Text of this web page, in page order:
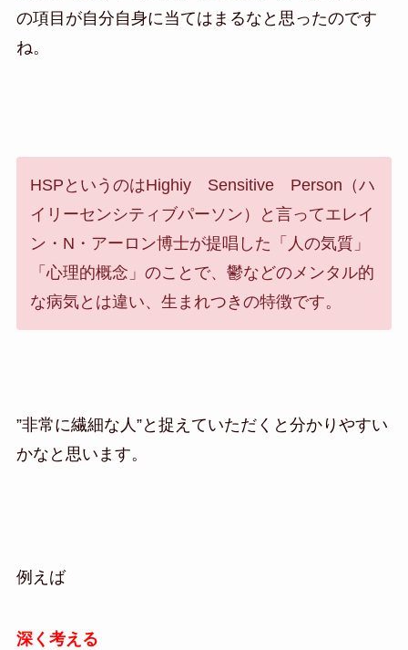
の項目が自分自身に当てはまるなと思ったのです
ね。
HSPというのはHighiy Sensitive Person（ハ
イリーセンシティブパーソン）と言ってエレイ
ン・N・アーロン博士が提唱した「人の気質」
「心理的概念」のことで、鬱などのメンタル的
な病気とは違い、生まれつきの特徴です。
”非常に繊細な人”と捉えていただくと分かりやすい
かなと思います。
例えば
深く考える